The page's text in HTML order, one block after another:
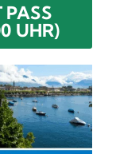
PASS
UHR)